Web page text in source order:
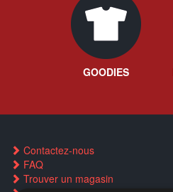
GOODIES
Contactez-nous
FAQ
Trouver un magasin